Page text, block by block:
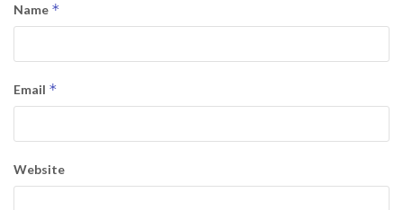
Name *
Email *
Website